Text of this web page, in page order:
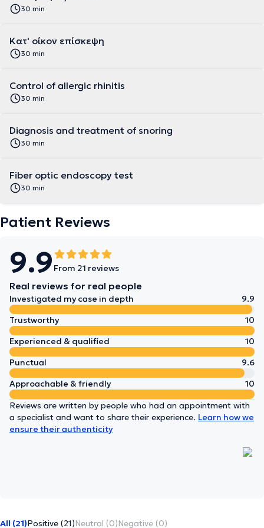
30 min
Κατ' οίκον επίσκεψη
30 min
Control of allergic rhinitis
30 min
Diagnosis and treatment of snoring
30 min
Fiber optic endoscopy test
30 min
Patient Reviews
9.9 From 21 reviews
Real reviews for real people
Investigated my case in depth
9.9
Trustworthy
10
Experienced & qualified
10
Punctual
9.6
Approachable & friendly
10
Reviews are written by people who had an appointment with
a specialist and want to share their experience. Learn how we
ensure their authenticity
All (21)Positive (21)Neutral (0)Negative (0)